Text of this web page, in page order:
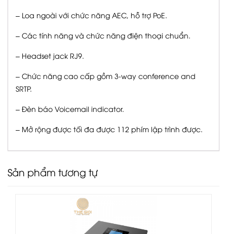
– Loa ngoài với chức năng AEC, hỗ trợ PoE.
– Các tính năng và chức năng điện thoại chuẩn.
– Headset jack RJ9.
– Chức năng cao cấp gồm 3-way conference and
SRTP.
– Đèn báo Voicemail indicator.
– Mở rộng được tối đa được 112 phím lập trình được.
Sản phẩm tương tự